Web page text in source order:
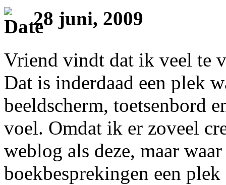
28 juni, 2009
Vriend vindt dat ik veel te
Dat is inderdaad een plek
beeldscherm, toetsenbord
voel. Omdat ik er zoveel
weblog als deze, maar
boekbesprekingen een